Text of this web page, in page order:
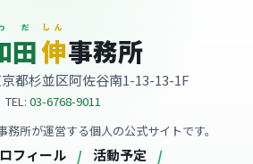
田 伸事務所
田
だ
伸
しん
事務所
都杉並区阿佐谷南1-13-13-1F
TEL: 03-6768-9011
所が運営する個人の公式サイトです。
フィール 活動予定